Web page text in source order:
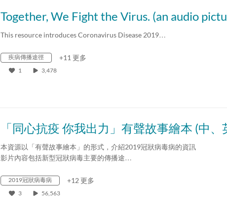
This resource introduces Coronavirus Disease 2019…
疾病傳播途徑 +11 更多
1 3,478
本資源以「有聲故事繪本」的形式，介紹2019冠狀病毒病的資訊
影片內容包括新型冠狀病毒主要的傳播途…
2019冠狀病毒病 +12 更多
3 56,563